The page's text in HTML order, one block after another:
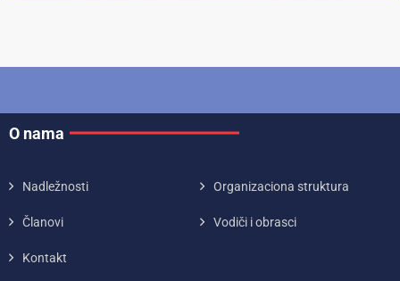
O nama
Nadležnosti Organizaciona struktura
Članovi Vodiči i obrasci
Kontakt